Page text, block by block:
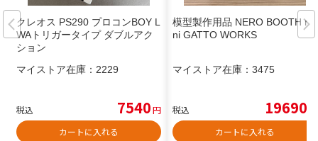
クレオス PS290 プロコンBOY L
WAトリガータイプ ダブルアク
ション
マイストア在庫： 2229
税込 7540円
カートに入れる
模型製作用品 NERO BOOTH mi
ni GATTO WORKS
マイストア在庫： 3475
税込 19690
カートに入れる